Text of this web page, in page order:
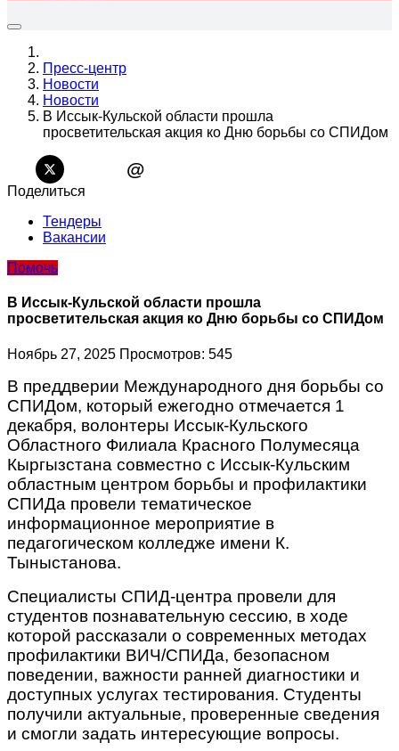
Пресс-центр
Новости
Новости
В Иссык-Кульской области прошла
просветительская акция ко Дню борьбы со СПИДом
@
Поделиться
Тендеры
Вакансии
Помочь
В Иссык-Кульской области прошла
просветительская акция ко Дню борьбы со СПИДом
Ноябрь 27, 2025 Просмотров: 545
В преддверии Международного дня борьбы со
СПИДом, который ежегодно отмечается 1
декабря, волонтеры Иссык-Кульского
Областного Филиала Красного Полумесяца
Кыргызстана совместно с Иссык-Кульским
областным центром борьбы и профилактики
СПИДа провели тематическое
информационное мероприятие в
педагогическом колледже имени К.
Тыныстанова.
Специалисты СПИД-центра провели для
студентов познавательную сессию, в ходе
которой рассказали о современных методах
профилактики ВИЧ/СПИДа, безопасном
поведении, важности ранней диагностики и
доступных услугах тестирования. Студенты
получили актуальные, проверенные сведения
и смогли задать интересующие вопросы.